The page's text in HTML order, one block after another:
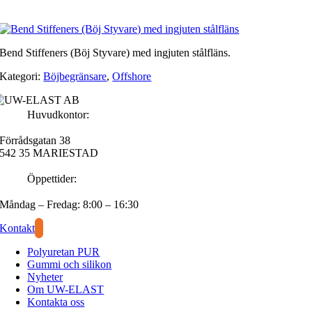
Bend Stiffeners (Böj Styvare) med ingjuten stålfläns.
Kategori:Böjbegränsare,Offshore
Huvudkontor:
Förrådsgatan 38
542 35 MARIESTAD
Öppettider:
Måndag – Fredag: 8:00 – 16:30
Kontakt
Polyuretan PUR
Gummi och silikon
Nyheter
Om UW-ELAST
Kontakta oss